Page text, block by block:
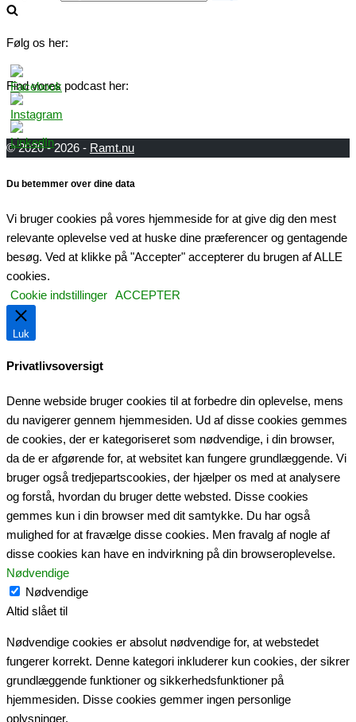
Følg os her:
Find vores podcast her:
© 2020 - 2026 - Ramt.nu
Du betemmer over dine data
Vi bruger cookies på vores hjemmeside for at give dig den mest
relevante oplevelse ved at huske dine præferencer og gentagende
besøg. Ved at klikke på "Accepter" accepterer du brugen af ​​ALLE
cookies.
Cookie indstillinger ACCEPTER
Luk
Privatlivsoversigt
Denne webside bruger cookies til at forbedre din oplevelse, mens
du navigerer gennem hjemmesiden. Ud af disse cookies gemmes
de cookies, der er kategoriseret som nødvendige, i din browser,
da de er afgørende for, at websitet kan fungere grundlæggende. Vi
bruger også tredjepartscookies, der hjælper os med at analysere
og forstå, hvordan du bruger dette websted. Disse cookies
gemmes kun i din browser med dit samtykke. Du har også
mulighed for at fravælge disse cookies. Men fravalg af nogle af
disse cookies kan have en indvirkning på din browseroplevelse.
Nødvendige
Nødvendige
Altid slået til
Nødvendige cookies er absolut nødvendige for, at webstedet
fungerer korrekt. Denne kategori inkluderer kun cookies, der sikrer
grundlæggende funktioner og sikkerhedsfunktioner på
hjemmesiden. Disse cookies gemmer ingen personlige
oplysninger.